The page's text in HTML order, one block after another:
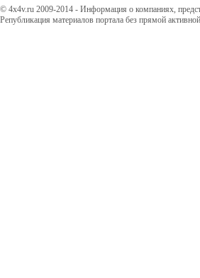
© 4x4v.ru 2009-2014 - Информация о компаниях,
Републикация материалов портала без прямой